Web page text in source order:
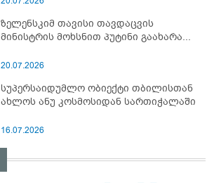
ზელენსკიმ თავისი თავდაცვის
მინისტრის მოხსნით პუტინი გაახარა...
20.07.2026
სუპერსაიდუმლო ობიექტი თბილისთან
ახლოს ანუ კოსმოსიდან სართიჭალაში
16.07.2026